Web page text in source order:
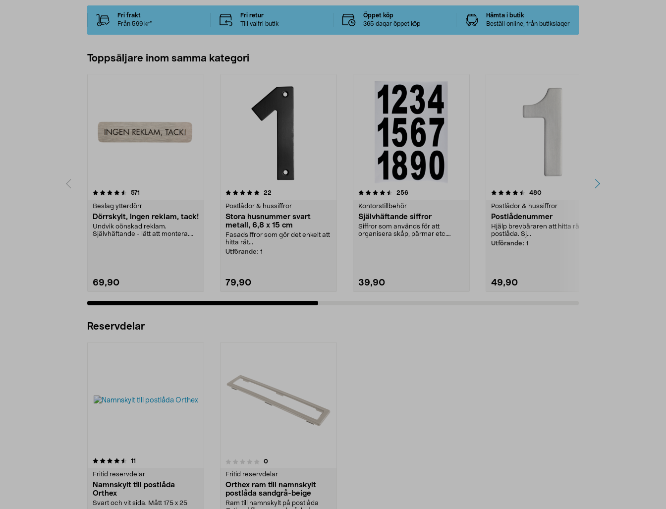
Fri frakt
Från 599 kr*
Fri retur
Till valfri butik
Öppet köp
365 dagar öppet köp
Hämta i butik
Beställ online, från butikslager
Toppsäljare inom samma kategori
571
Beslag ytterdörr
Dörrskylt, Ingen reklam, tack!
Undvik oönskad reklam.
Självhäftande - lätt att montera.
69,90
5.0 av 5 stjärnor 22
Postlådor & hussiffror
Stora husnummer svart
metall, 6,8 x 15 cm
Fasadsiffror som gör det enkelt att
hitta rät...
Utförande: 1
79,90
4.5 av 5 stjärnor 256recensioner
Kontorstillbehör
Självhäftande siffror
Siffror som används för att
organisera skåp, pärmar etc.
39,90
4.5 av 5 stjärnor 480recensioner
Postlådor & hussiffror
Postlådenummer
Hjälp brevbäraren att hitta rätt
postlåda. Sj...
Utförande: 1
49,90
4.5 av 5 stjärnor
Reservdelar
11
Fritid reservdelar
Namnskylt till postlåda
Orthex
Svart och vit sida. Mått 175 x 25
0.0 av 5 stjärnor 0recensioner
Fritid reservdelar
Orthex ram till namnskylt
postlåda sandgrå-beige
Ram till namnskylt på postlåda